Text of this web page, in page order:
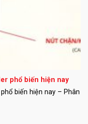
phổ biến hiện nay
biến hiện nay – Phân